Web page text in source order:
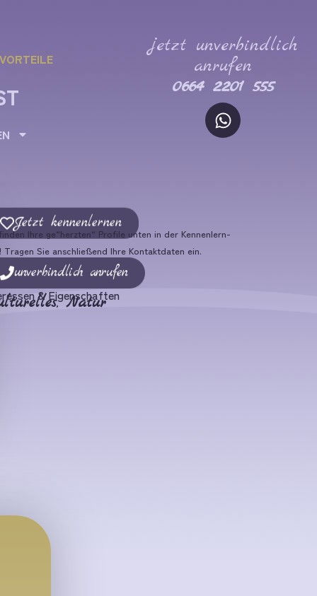
VORTEILE
jetzt unverbindlich
anrufen
0664 2201 555
Jetzt kennenlernen
Ihre ge“herzten“ Profile unten in der Kennenlern-
Tragen Sie anschließend Ihre Kontaktdaten ein.
unverbindlich anrufen
& Eigenschaften
,Natur